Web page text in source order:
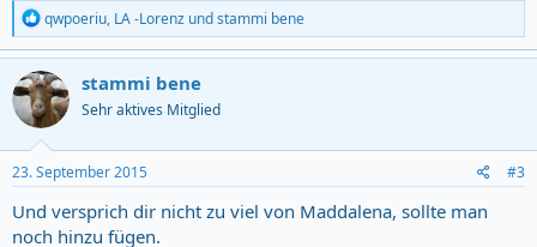
R
e
a
c
t
i
o
n
s
:
qwpoeriu, LA -Lorenz undstammi bene
stammi bene
Sehr aktives Mitglied
23. September 2015 #3
Und versprich dir nicht zu viel von Maddalena, sollte man
noch hinzu fügen.